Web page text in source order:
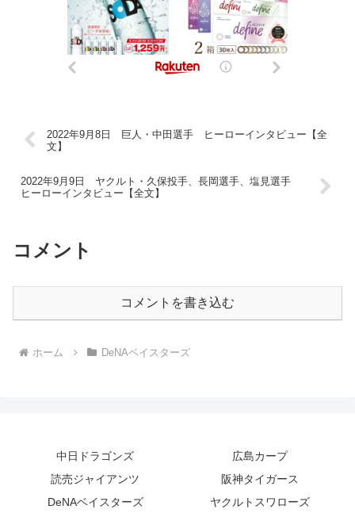
2022年9月8日 巨人・中田選手 ヒーローインタビュー【全
文】
2022年9月9日 ヤクルト・久保投手、長岡選手、塩見選手
ヒーローインタビュー【全文】
コメント
コメントを書き込む
ホーム DeNAベイスターズ
中日ドラゴンズ
広島カープ
読売ジャイアンツ
阪神タイガース
DeNAベイスターズ
ヤクルトスワローズ